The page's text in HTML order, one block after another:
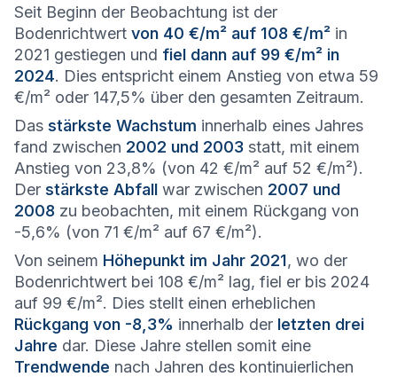
Seit Beginn der Beobachtung ist der
Bodenrichtwert von 40 €/m² auf 108 €/m² in
2021 gestiegen und fiel dann auf 99 €/m² in
2024. Dies entspricht einem Anstieg von etwa 59
€/m² oder 147,5% über den gesamten Zeitraum.
Das stärkste Wachstum innerhalb eines Jahres
fand zwischen 2002 und 2003 statt, mit einem
Anstieg von 23,8% (von 42 €/m² auf 52 €/m²).
Der stärkste Abfall war zwischen 2007 und
2008 zu beobachten, mit einem Rückgang von
-5,6% (von 71 €/m² auf 67 €/m²).
Von seinem Höhepunkt im Jahr 2021, wo der
Bodenrichtwert bei 108 €/m² lag, fiel er bis 2024
auf 99 €/m². Dies stellt einen erheblichen
Rückgang von -8,3% innerhalb der letzten drei
Jahre dar. Diese Jahre stellen somit eine
Trendwende nach Jahren des kontinuierlichen